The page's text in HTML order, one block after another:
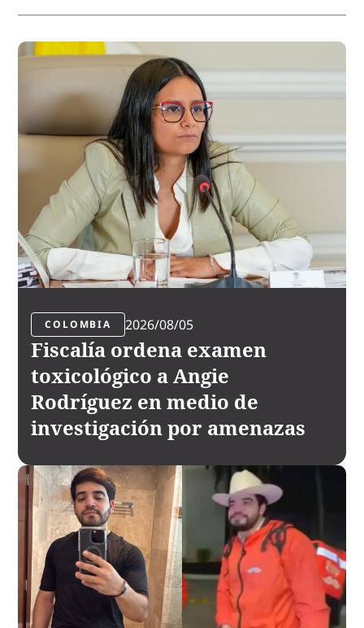
COLOMBIA 2026/08/05
Fiscalía ordena examen
toxicológico a Angie
Rodríguez en medio de
investigación por amenazas